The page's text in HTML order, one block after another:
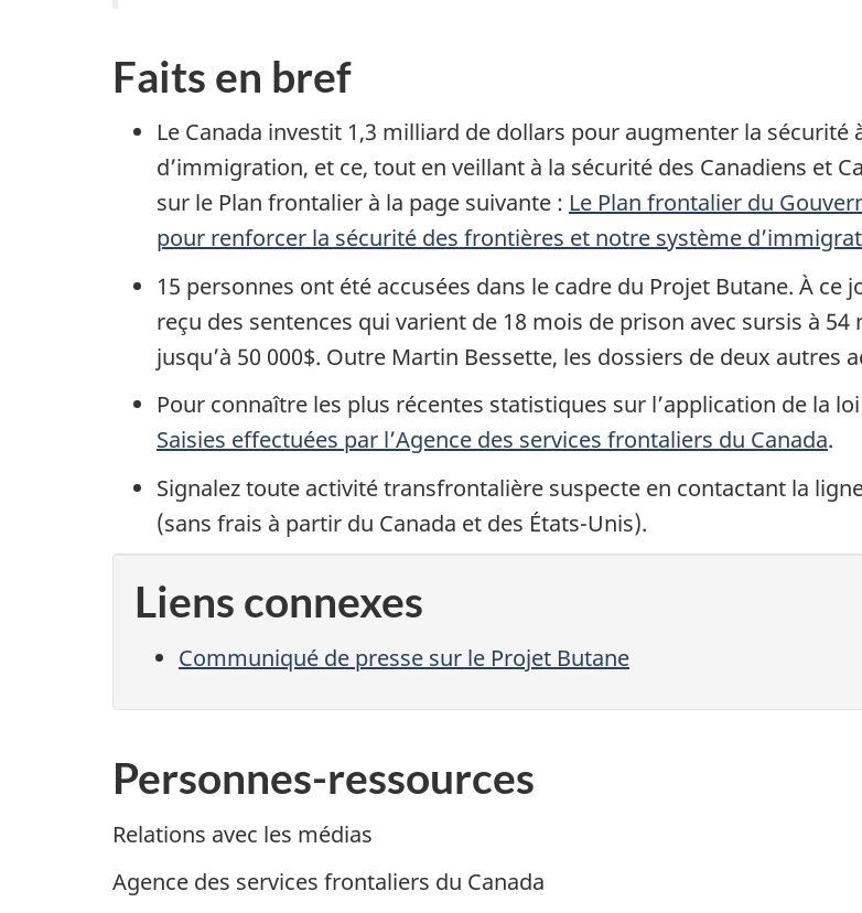
Faits en bref
Le Canada investit 1,3 milliard de dollars pour augmenter la
d’immigration, et ce, tout en veillant à la sécurité des Canadiens et
sur le Plan frontalier à la page suivante : Le Plan frontalier du
pour renforcer la sécurité des frontières et notre système
15 personnes ont été accusées dans le cadre du Projet Butane. À ce
reçu des sentences qui varient de 18 mois de prison avec sursis à
jusqu’à 50 000$. Outre Martin Bessette, les dossiers de deux autres
Pour connaître les plus récentes statistiques sur l’application de la
Saisies effectuées par l’Agence des services frontaliers du Canada.
Signalez toute activité transfrontalière suspecte en contactant la
(sans frais à partir du Canada et des États-Unis).
Liens connexes
Communiqué de presse sur le Projet Butane
Personnes-ressources
Relations avec les médias
Agence des services frontaliers du Canada